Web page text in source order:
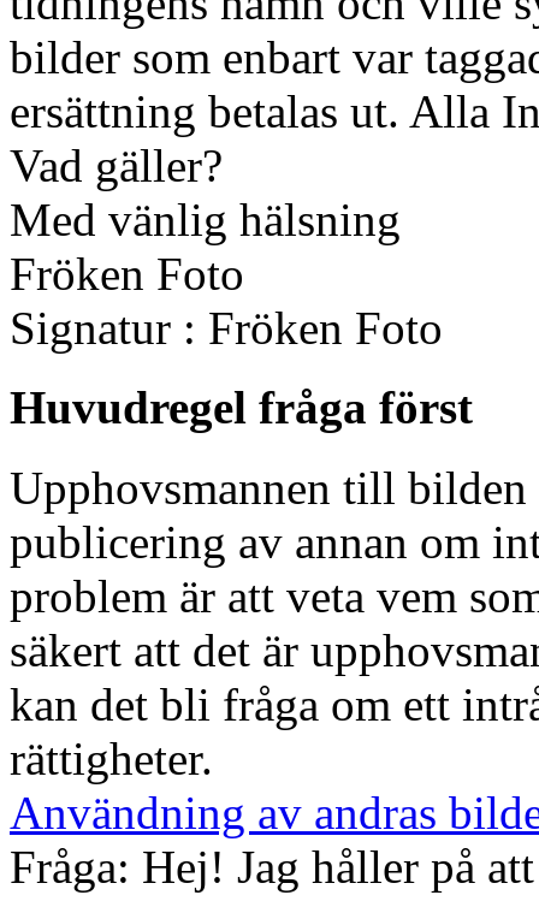
bilder som enbart var
ersättning betalas ut. Alla
Vad gäller?
Med vänlig hälsning
Fröken Foto
Signatur : Fröken Foto
Huvudregel fråga först
Upphovsmannen till
publicering av annan om
problem är att veta vem
säkert att det är
kan det bli fråga om ett
rättigheter.
Användning av andras
Fråga: Hej! Jag håller på